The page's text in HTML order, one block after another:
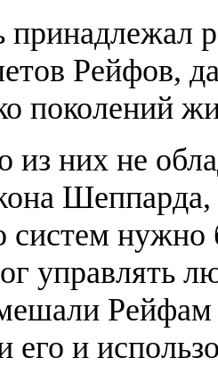
принадлежал
Рейфов,
поколений
из них не
Шеппарда,
систем нужно
управлять
Рейфам
его и